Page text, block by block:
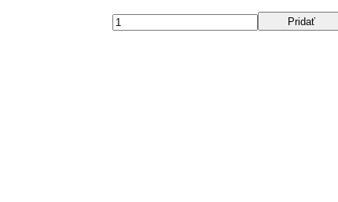
Pridať